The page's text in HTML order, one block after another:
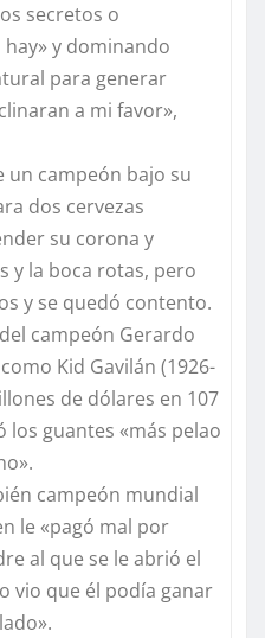
secretos o
y dominando
para generar
a mi favor»,
un campeón bajo su
dos cervezas
su corona y
y la boca rotas, pero
y se quedó contento.
campeón Gerardo
Kid Gavilán (1926-
de dólares en 107
los guantes «más pelao
campeón mundial
le «pagó mal por
al que se le abrió el
vio que él podía ganar